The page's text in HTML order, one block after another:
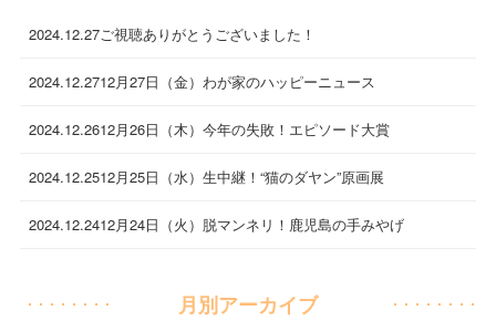
2024.12.27ご視聴ありがとうございました！
2024.12.2712月27日（金）わが家のハッピーニュース
2024.12.2612月26日（木）今年の失敗！エピソード大賞
2024.12.2512月25日（水）生中継！“猫のダヤン”原画展
2024.12.2412月24日（火）脱マンネリ！鹿児島の手みやげ
月別アーカイブ